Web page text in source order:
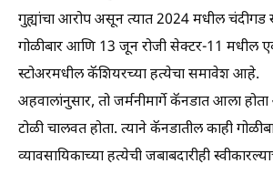
गुह्यांचा आरोप असून त्यात 2024 मधील
गोळीबार आणि 13 जून रोजी सेक्टर-11 मधील
स्टोअरमधील कॅशियरच्या हत्येचा समावेश आहे.
अहवालांनुसार, तो जर्मनीमार्गे कॅनडात आला
टोळी चालवत होता. त्याने कॅनडातील काही
व्यावसायिकाच्या हत्येची जबाबदारीही